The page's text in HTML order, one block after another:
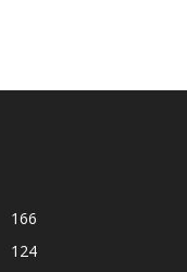
166
124